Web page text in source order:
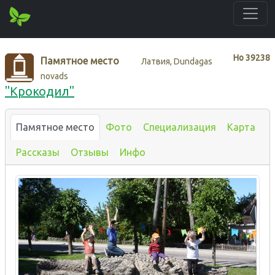
Нo39238
Памятное место
Латвия, Dundagas
novads
"Крокодил"
Памятное место Фото Специализация Карта
Рассказы Отзывы Инфо